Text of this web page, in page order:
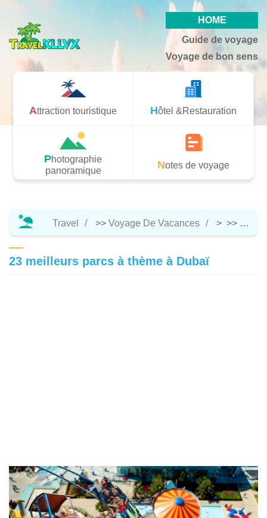
HOME
Guide de voyage
Voyage de bon sens
Attraction touristique Hôtel &Restauration
Photographie
panoramique
Notes de voyage
Travel >> Voyage De Vacances > >>
23 meilleurs parcs à thème à Dubaï